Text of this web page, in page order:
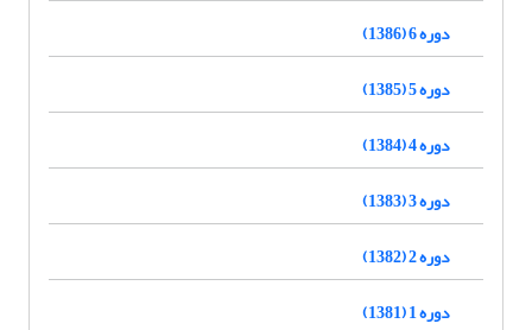
دوره 6 (1386)
دوره 5 (1385)
دوره 4 (1384)
دوره 3 (1383)
دوره 2 (1382)
دوره 1 (1381)